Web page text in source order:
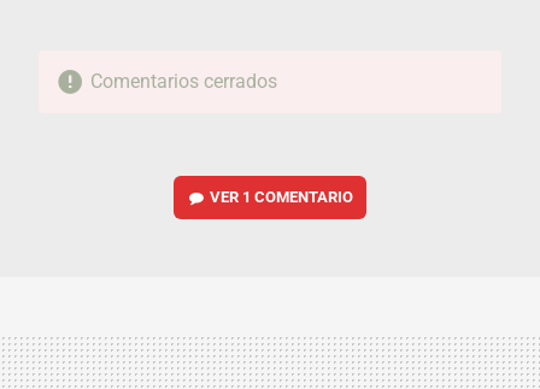
Comentarios cerrados
VER 1 COMENTARIO